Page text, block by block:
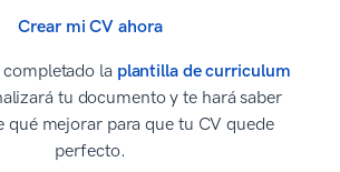
Crear mi CV ahora
completado la plantilla de curriculum
tu documento y te hará saber
qué mejorar para que tu CV quede
perfecto.